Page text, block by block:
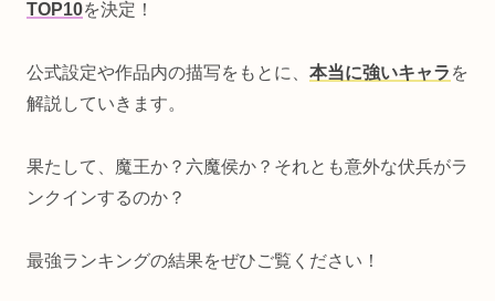
TOP10を決定！
公式設定や作品内の描写をもとに、 本当に強いキャラ を
解説していきます。
果たして、魔王か？六魔侯か？それとも意外な伏兵がラ
ンクインするのか？
最強ランキングの結果をぜひご覧ください！